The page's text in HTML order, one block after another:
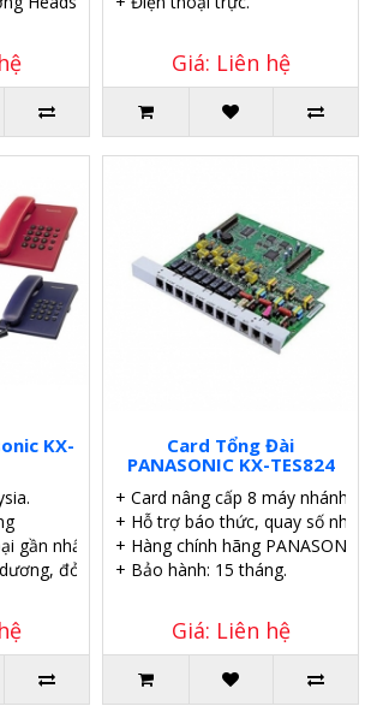
Giá: Liên hệ
KX-
gần nhất.
đỏ, xám.
Card Tổng Đài
PANASONIC KX-TES824
+ Card nâng cấp 8 máy nhánh.
+ Hỗ trợ báo thức, quay số
+ Hàng chính hãng PANASONIC.
+ Bảo hành: 15 tháng.
Giá: Liên hệ